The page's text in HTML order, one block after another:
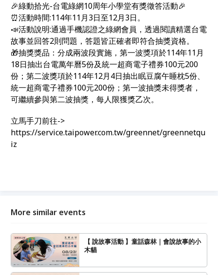
🎉綠動拾光-台電綠網10周年小學堂有獎徵答活動🎉
⏰活動時間:114年11月3日至12月3日。
📣活動說明:通過手機認證之綠網會員，透過閱讀精選台電
故事並回答2則問題，答題皆正確者即符合抽獎資格。
🎁抽獎獎品：分成兩波段實施，第一波獎項於114年11月
18日抽出台電萬年曆5份及統一超商電子禮券100元200
份；第二波獎項於114年12月4日抽出眠豆腐午睡枕5份、
統一超商電子禮券100元200份；第一波抽獎未得獎者，
可繼續參與第二波抽獎，每人限獲獎乙次。
立馬手刀前往->
https://service.taipower.com.tw/greennet/greennetqu
iz
More similar events
【 說故事活動 】童話森林｜會說故事的小
木貓